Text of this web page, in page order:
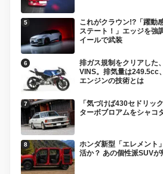
これがクラウン!?「躍動
ステート！」エッジを強
イールで武装
排ガス規制をクリアした
VINS。排気量は249.5cc
エンジンの技術とは
「気づけば430セドリッ
ターボブロアムをシャコ
ホンダ新型「エレメント
活か？ あの個性派SUV